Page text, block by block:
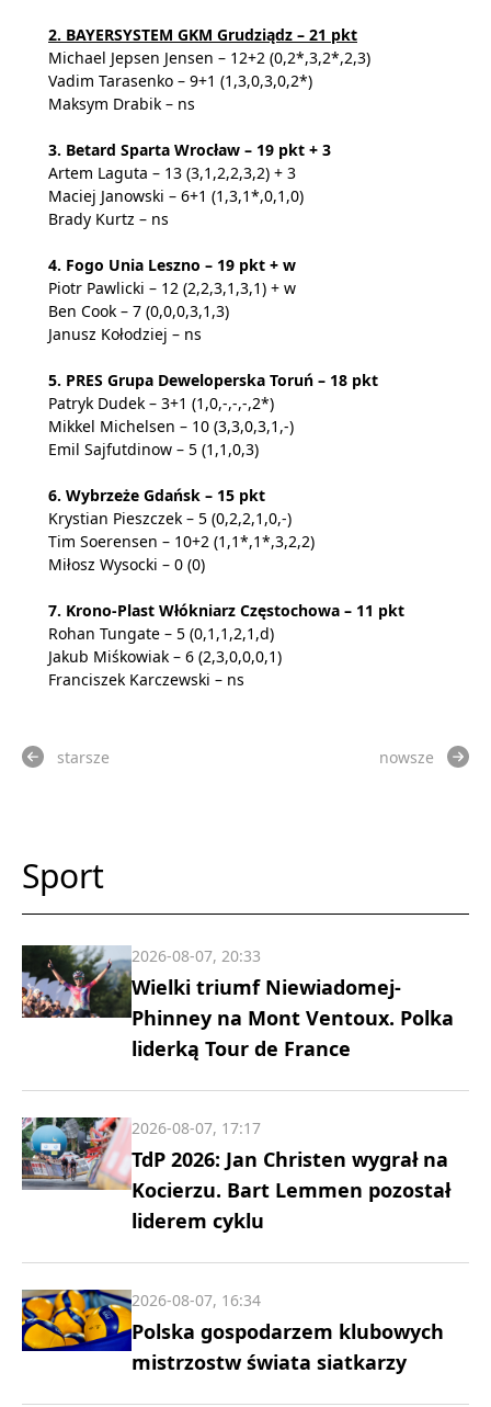
2. BAYERSYSTEM GKM Grudziądz – 21 pkt
Michael Jepsen Jensen – 12+2 (0,2*,3,2*,2,3)
Vadim Tarasenko – 9+1 (1,3,0,3,0,2*)
Maksym Drabik – ns
3. Betard Sparta Wrocław – 19 pkt + 3
Artem Laguta – 13 (3,1,2,2,3,2) + 3
Maciej Janowski – 6+1 (1,3,1*,0,1,0)
Brady Kurtz – ns
4. Fogo Unia Leszno – 19 pkt + w
Piotr Pawlicki – 12 (2,2,3,1,3,1) + w
Ben Cook – 7 (0,0,0,3,1,3)
Janusz Kołodziej – ns
5. PRES Grupa Deweloperska Toruń – 18 pkt
Patryk Dudek – 3+1 (1,0,-,-,-,2*)
Mikkel Michelsen – 10 (3,3,0,3,1,-)
Emil Sajfutdinow – 5 (1,1,0,3)
6. Wybrzeże Gdańsk – 15 pkt
Krystian Pieszczek – 5 (0,2,2,1,0,-)
Tim Soerensen – 10+2 (1,1*,1*,3,2,2)
Miłosz Wysocki – 0 (0)
7. Krono-Plast Włókniarz Częstochowa – 11 pkt
Rohan Tungate – 5 (0,1,1,2,1,d)
Jakub Miśkowiak – 6 (2,3,0,0,0,1)
Franciszek Karczewski – ns
starsze nowsze
Sport
Wielki triumf Niewiadomej-
Phinney na Mont Ventoux. Polka
liderką Tour de France
2026-08-07, 20:33
TdP 2026: Jan Christen wygrał na
Kocierzu. Bart Lemmen pozostał
liderem cyklu
2026-08-07, 17:17
Polska gospodarzem klubowych
mistrzostw świata siatkarzy
2026-08-07, 16:34